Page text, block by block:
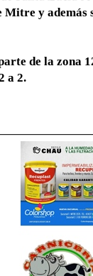
Mitre y
de la zona
a 2.